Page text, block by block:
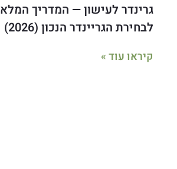
גרינדר לעישון — המדריך המלא
לבחירת הגריינדר הנכון (2026)
קיראו עוד »